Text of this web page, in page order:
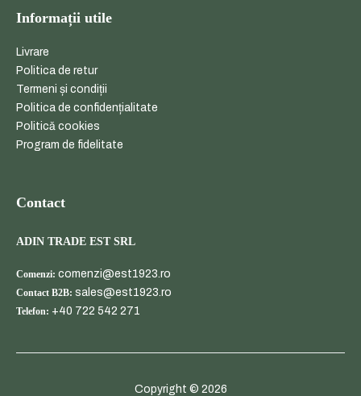
Informații utile
Livrare
Politica de retur
Termeni și condiții
Politica de confidențialitate
Politică cookies
Program de fidelitate
Contact
ADIN TRADE EST SRL
Comenzi: comenzi@est1923.ro
Contact B2B: sales@est1923.ro
Telefon: +40 722 542 271
Copyright © 2026